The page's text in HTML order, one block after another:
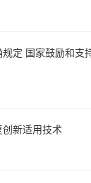
定 国家鼓励和支
创新适用技术